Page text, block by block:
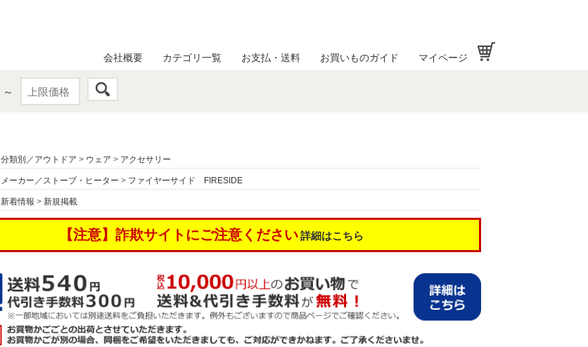
～
会社概要 カテゴリ一覧 お支払・送料 お買いものガイド マイページ
分類別／アウトドア > ウェア > アクセサリー
メーカー／ストーブ・ヒーター > ファイヤーサイド FIRESIDE
新着情報 > 新規掲載
【注意】詐欺サイトにご注意ください 詳細はこちら